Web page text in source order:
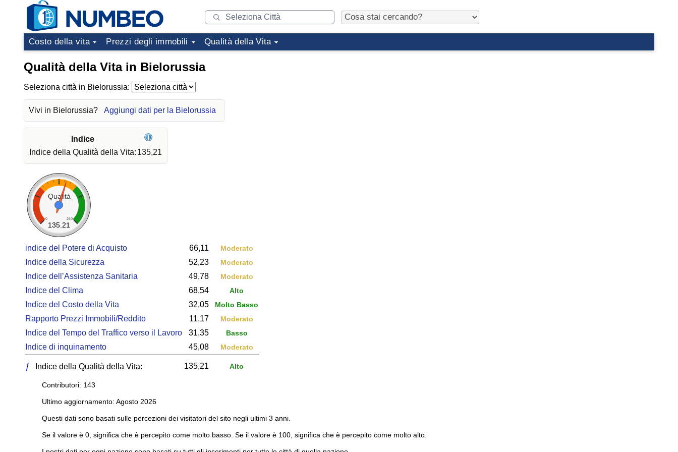
Costo della vita Prezzi degli immobili Qualità della Vita
Qualità della Vita in Bielorussia
Seleziona città in Bielorussia:
Vivi in Bielorussia? Aggiungi dati per la Bielorussia
Indice
Indice della Qualità della Vita: 135,21
Qualità
0 240
135.21
indice del Potere di Acquisto 66,11 Moderato
Indice della Sicurezza 52,23 Moderato
Indice dell’Assistenza Sanitaria 49,78 Moderato
Indice del Clima 68,54 Alto
Indice del Costo della Vita 32,05 Molto Basso
Rapporto Prezzi Immobili/Reddito 11,17 Moderato
Indice del Tempo del Traffico verso il Lavoro 31,35 Basso
Indice di inquinamento 45,08 Moderato
ƒ Indice della Qualità della Vita: 135,21 Alto
Contributori: 143
Ultimo aggiornamento: Agosto 2026
Questi dati sono basati sulle percezioni dei visitatori del sito negli ultimi 3 anni.
Se il valore è 0, significa che è percepito come molto basso. Se il valore è 100, significa che è percepito come molto alto.